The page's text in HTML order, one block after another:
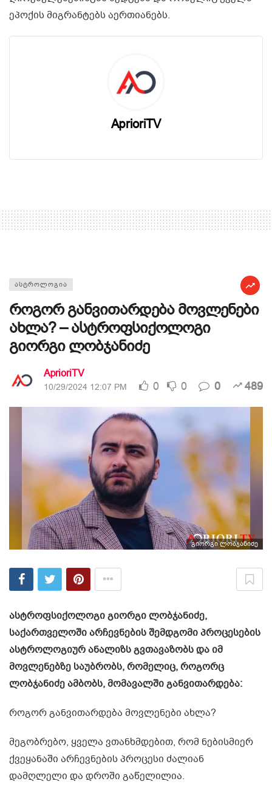
ეპოქის მიგრანტებს აერთიანებს.
AprioriTV
ᲐᲡᲢᲠᲝᲚᲝᲒᲘᲐ
როგორ განვითარდება მოვლენები
ახლა? – ასტროფსიქოლოგი
გიორგი ლობჯანიძე
AprioriTV
10/29/2024 12:07 PM 0 0 0 489
გიორგი ლობჯანიძე
ასტროფსიქოლოგი გიორგი ლობჯანიძე,
საქართველოში არჩევნების შემდგომი პროცესების
ასტროლოგიურ ანალიზს გვთავაზობს და იმ
მოვლენებზე საუბრობს, რომელიც, როგორც
ლობჯანიძე ამბობს, მომავალში განვითარდება:
როგორ განვითარდება მოვლენები ახლა?
მეგობრებო, ყველა ვთანხმდებით, რომ ნებისმიერ
ქვეყანაში არჩევნების პროცესი ძალიან
დამღლელი და დროში გაწელილია.